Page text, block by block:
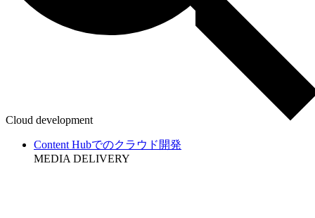
Cloud development
Content Hubでのクラウド開発
MEDIA DELIVERY